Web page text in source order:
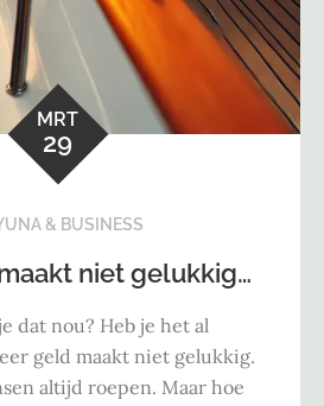
MRT
29
& BUSINESS
niet gelukkig…
dat nou? Heb je het al
geld maakt niet gelukkig.
altijd roepen. Maar hoe